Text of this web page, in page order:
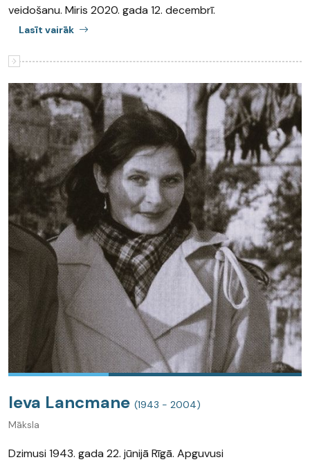
veidošanu. Miris 2020. gada 12. decembrī.
Lasīt vairāk
Ieva Lancmane (1943 - 2004)
Māksla
Dzimusi 1943. gada 22. jūnijā Rīgā. Apguvusi